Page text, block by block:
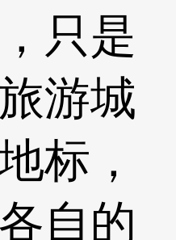
只是
游城
标，
自的